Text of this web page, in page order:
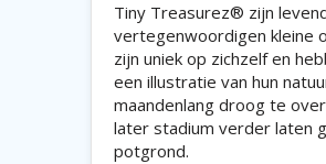
Tiny Treasurez® zijn
vertegenwoordigen kleine
zijn uniek op zichzelf en
een illustratie van hun
maandenlang droog te
later stadium verder laten
potgrond.